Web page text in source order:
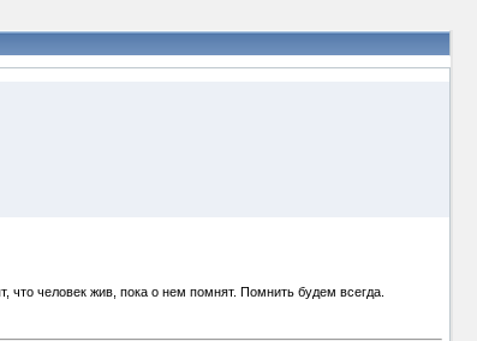
что человек жив, пока о нем помнят. Помнить будем всегда.